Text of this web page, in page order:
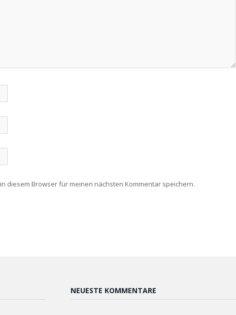
diesem Browser für meinen nächsten Kommentar speichern.
NEUESTE KOMMENTARE